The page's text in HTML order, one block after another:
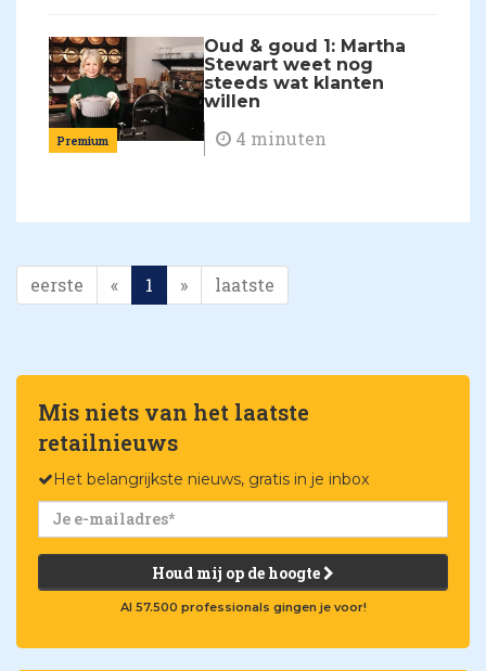
Premium
Oud & goud 1: Martha
Stewart weet nog
steeds wat klanten
willen
4 minuten
eerste « 1 » laatste
Mis niets van het laatste
retailnieuws
Het belangrijkste nieuws, gratis in je inbox
Houd mij op de hoogte
Al 57.500 professionals gingen je voor!